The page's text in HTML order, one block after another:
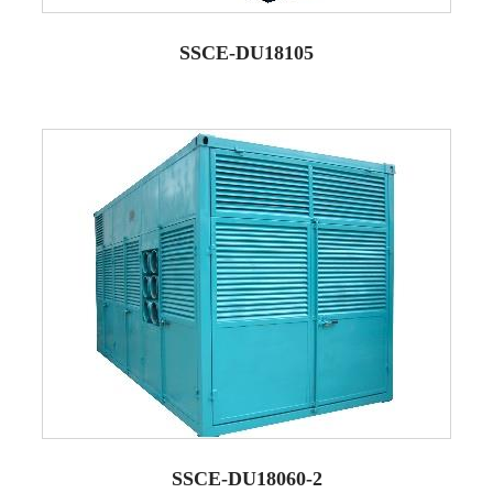
SSCE-DU18105
SSCE-DU18060-2